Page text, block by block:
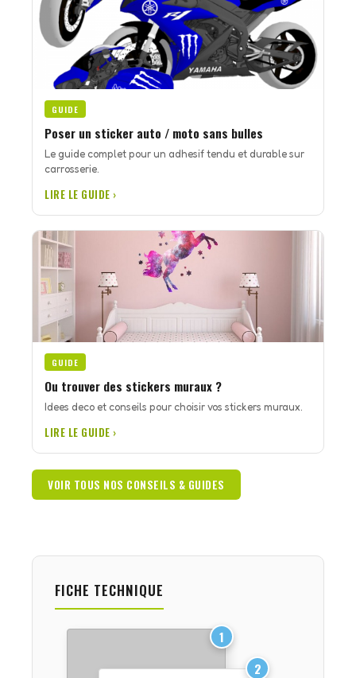
GUIDE
Poser un sticker auto / moto sans bulles
Le guide complet pour un adhesif tendu et durable sur
carrosserie.
LIRE LE GUIDE ›
GUIDE
Ou trouver des stickers muraux ?
Idees deco et conseils pour choisir vos stickers muraux.
LIRE LE GUIDE ›
VOIR TOUS NOS CONSEILS & GUIDES
FICHE TECHNIQUE
1
2